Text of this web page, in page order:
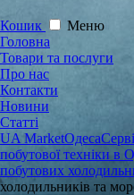
Кошик
Меню
Головна
Товари та послуги
Про нас
Контакти
Новини
Статті
UA MarketОдеса
побутової техніки в
побутових
холодильників та